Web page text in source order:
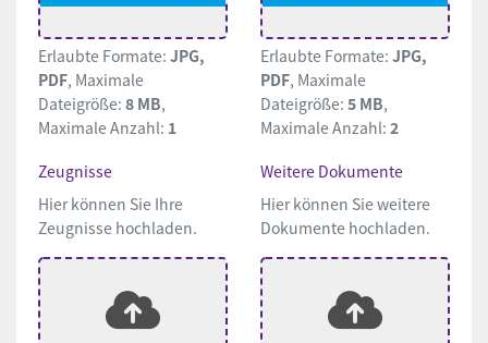
Erlaubte Formate: JPG,
PDF, Maximale
Dateigröße: 8 MB,
Maximale Anzahl: 1
Erlaubte Formate: JPG,
PDF, Maximale
Dateigröße: 5 MB,
Maximale Anzahl: 2
Zeugnisse
Hier können Sie Ihre
Zeugnisse hochladen.
Weitere Dokumente
Hier können Sie weitere
Dokumente hochladen.